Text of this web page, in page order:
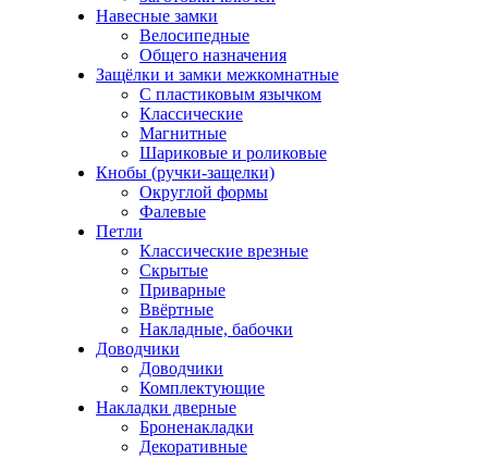
Навесные замки
Велосипедные
Общего назначения
Защёлки и замки межкомнатные
С пластиковым язычком
Классические
Магнитные
Шариковые и роликовые
Кнобы (ручки-защелки)
Округлой формы
Фалевые
Петли
Классические врезные
Скрытые
Приварные
Ввёртные
Накладные, бабочки
Доводчики
Доводчики
Комплектующие
Накладки дверные
Броненакладки
Декоративные